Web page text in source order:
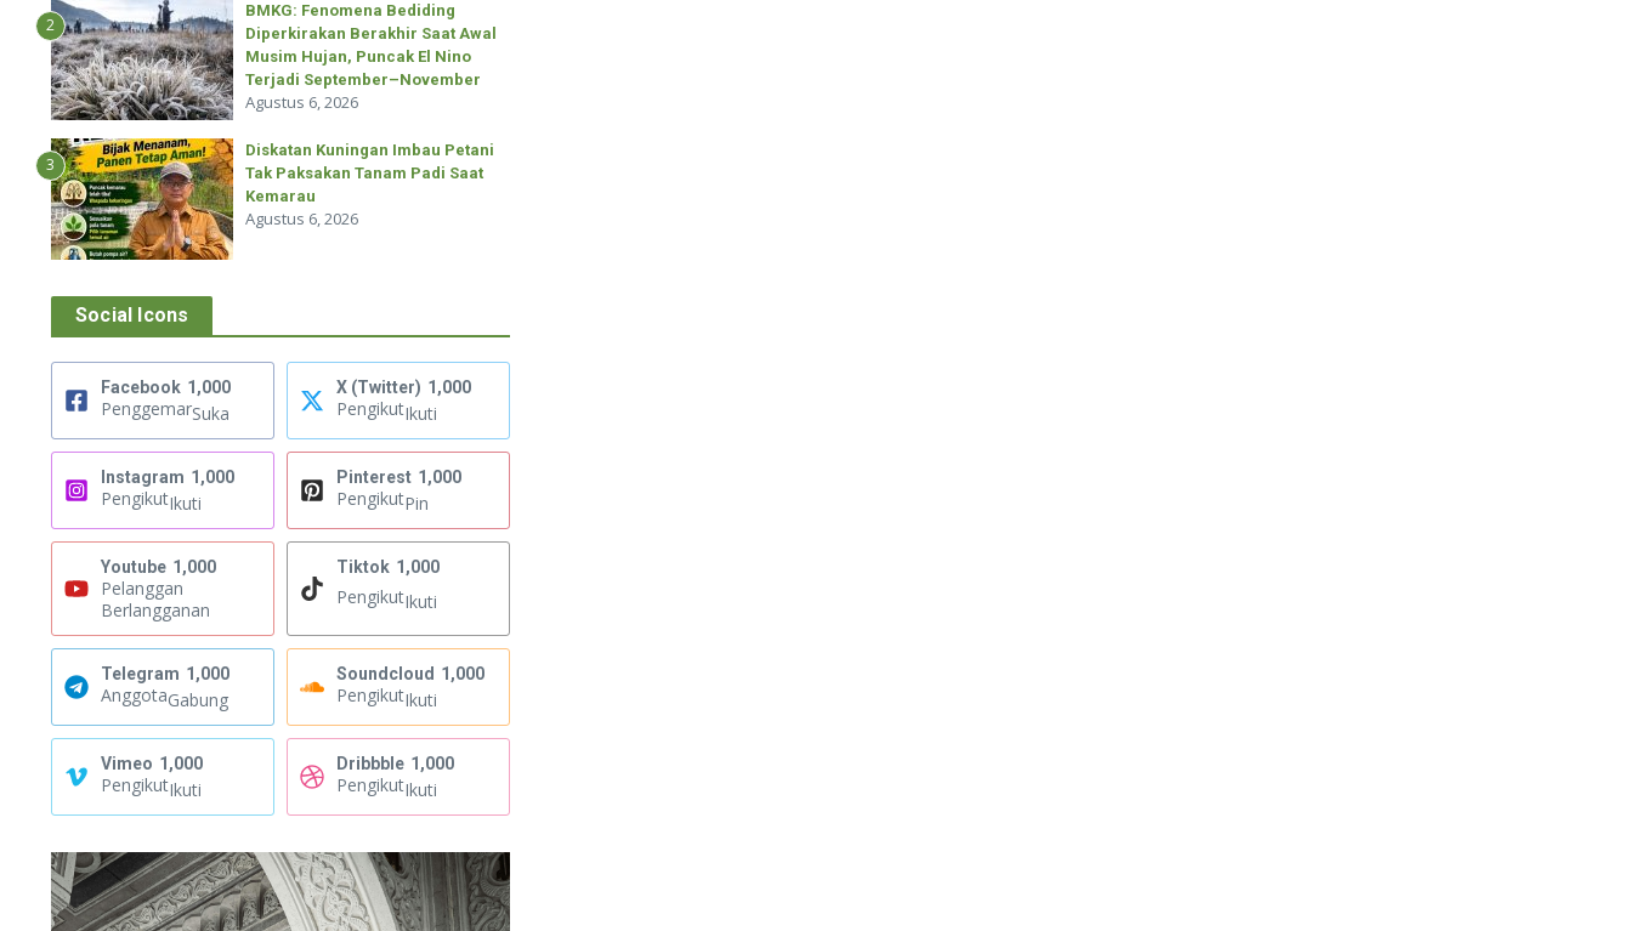
2
BMKG: Fenomena Bediding
Diperkirakan Berakhir Saat Awal
Musim Hujan, Puncak El Nino
Terjadi September–November
Agustus 6, 2026
3
Diskatan Kuningan Imbau Petani
Tak Paksakan Tanam Padi Saat
Kemarau
Agustus 6, 2026
Social Icons
Facebook 1,000
PenggemarSuka
X (Twitter) 1,000
PengikutIkuti
Instagram 1,000
PengikutIkuti
Pinterest 1,000
PengikutPin
Youtube 1,000
Pelanggan
Berlangganan
Tiktok 1,000
PengikutIkuti
Telegram 1,000
AnggotaGabung
Soundcloud 1,000
PengikutIkuti
Vimeo 1,000
PengikutIkuti
Dribbble 1,000
PengikutIkuti